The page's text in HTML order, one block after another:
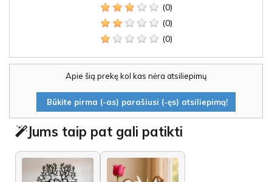
(0)
(0)
(0)
Apie šią prekę kol kas nėra atsiliepimų
Būkite pirma (-as) parašiusi (-ęs) atsiliepimą!
Jums taip pat gali patikti